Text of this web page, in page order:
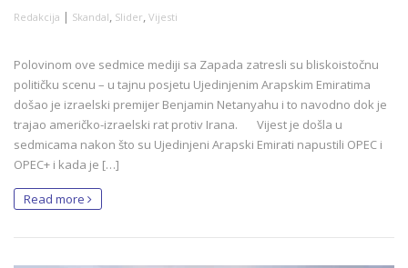
Redakcija | Skandal Slider Vijesti
Polovinom ove sedmice mediji sa Zapada zatresli su bliskoistočnu
političku scenu – u tajnu posjetu Ujedinjenim Arapskim Emiratima
došao je izraelski premijer Benjamin Netanyahu i to navodno dok je
trajao američko-izraelski rat protiv Irana. Vijest je došla u
sedmicama nakon što su Ujedinjeni Arapski Emirati napustili OPEC i
OPEC+ i kada je […]
Read more